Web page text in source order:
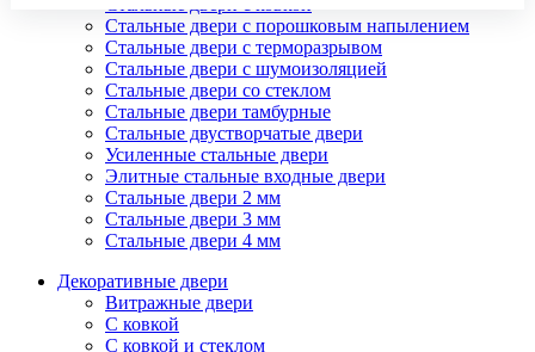
Стальные двери с порошковым напылением
Стальные двери с терморазрывом
Стальные двери с шумоизоляцией
Стальные двери со стеклом
Стальные двери тамбурные
Стальные двустворчатые двери
Усиленные стальные двери
Элитные стальные входные двери
Стальные двери 2 мм
Стальные двери 3 мм
Стальные двери 4 мм
Декоративные двери
Витражные двери
С ковкой
С ковкой и стеклом
использования систем аналитики (например,
Яндекс.Метрика), в соответствии с нашей
обработки персональных данных.
Если вы не хотите, чтобы ваши данные обрабатывались,
настройте ограничения в браузере или покиньте сайт.